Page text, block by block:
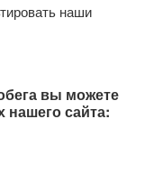
наши
вы можете
нашего сайта: